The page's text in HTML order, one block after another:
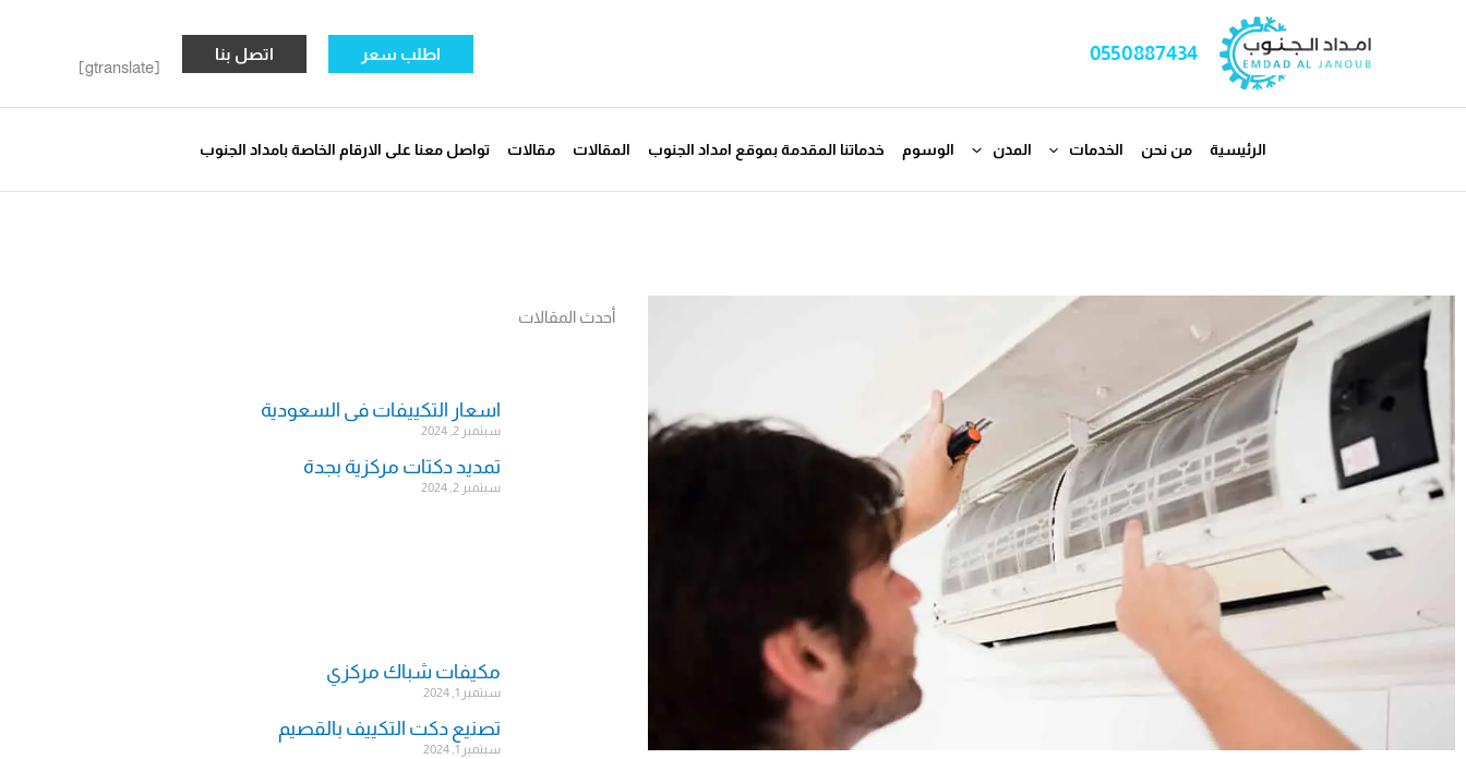
0550887434 اطلب سعر اتصل بنا
[gtranslate]
الرئيسية من نحن الخدمات المدن الوسوم خدماتنا المقدمة بموقع امداد الجنوب المقالات مقالات تواصل معنا على الارقام الخاصة بامداد الجنوب
أحدث المقالات
اسعار التكييفات فى السعودية
سبتمبر 2, 2024
تمديد دكتات مركزية بجدة
سبتمبر 2, 2024
مكيفات شباك مركزي
سبتمبر 1, 2024
تصنيع دكت التكييف بالقصيم
سبتمبر 1, 2024